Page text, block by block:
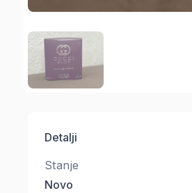
Detalji
Stanje
Novo